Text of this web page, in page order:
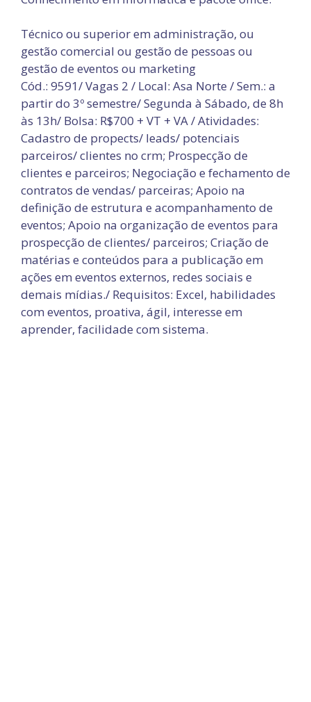
Técnico ou superior em administração, ou
gestão comercial ou gestão de pessoas ou
gestão de eventos ou marketing
Cód.: 9591/ Vagas 2 / Local: Asa Norte / Sem.: a
partir do 3º semestre/ Segunda à Sábado, de 8h
às 13h/ Bolsa: R$700 + VT + VA / Atividades:
Cadastro de propects/ leads/ potenciais
parceiros/ clientes no crm; Prospecção de
clientes e parceiros; Negociação e fechamento de
contratos de vendas/ parceiras; Apoio na
definição de estrutura e acompanhamento de
eventos; Apoio na organização de eventos para
prospecção de clientes/ parceiros; Criação de
matérias e conteúdos para a publicação em
ações em eventos externos, redes sociais e
demais mídias./ Requisitos: Excel, habilidades
com eventos, proativa, ágil, interesse em
aprender, facilidade com sistema.